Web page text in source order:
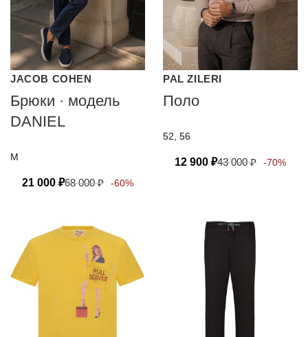
JACOB COHEN
Брюки · модель
DANIEL
M
21 000 ₽68 000₽ -60%
PAL ZILERI
Поло
52, 56
12 900 ₽43 000₽ -70%